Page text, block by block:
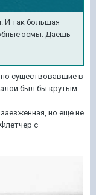
И так большая
эсмы. Даешь
существовавшие в
был бы крутым
но еще не
с